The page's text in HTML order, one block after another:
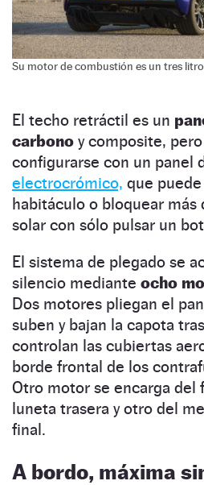
Su motor de combustión es un tres
El techo retráctil es un
carbono y composite,
configurarse con un panel
electrocrómico, que
habitáculo o bloquear más
solar con sólo pulsar un
El sistema de plegado se
silencio mediante ocho
Dos motores pliegan el
suben y bajan la capota
controlan las cubiertas
borde frontal de los
Otro motor se encarga del
luneta trasera y otro del
final.
A bordo, máxima